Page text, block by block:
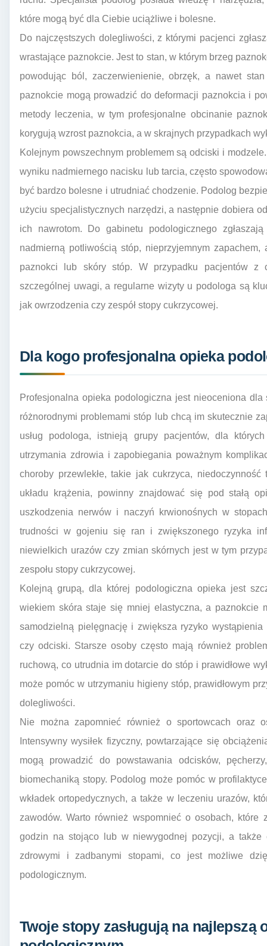
które mogą być dla Ciebie uciążliwe i bolesne.
Do najczęstszych dolegliwości, z którymi pacjenci
wrastające paznokcie. Jest to stan, w którym brzeg
powodując ból, zaczerwienienie, obrzęk, a nawet
paznokcie mogą prowadzić do deformacji paznokcia i
metody leczenia, w tym profesjonalne obcinanie
korygują wzrost paznokcia, a w skrajnych przypadkach
Kolejnym powszechnym problemem są odciski i
wyniku nadmiernego nacisku lub tarcia, często
być bardzo bolesne i utrudniać chodzenie. Podolog
użyciu specjalistycznych narzędzi, a następnie dobiera
ich nawrotom. Do gabinetu podologicznego
nadmierną potliwością stóp, nieprzyjemnym
paznokci lub skóry stóp. W przypadku pacjentów z
szczególnej uwagi, a regularne wizyty u podologa są
jak owrzodzenia czy zespół stopy cukrzycowej.
Dla kogo profesjonalna opieka
Profesjonalna opieka podologiczna jest nieoceniona
różnorodnymi problemami stóp lub chcą im skutecznie
usług podologa, istnieją grupy pacjentów, dla
utrzymania zdrowia i zapobiegania poważnym
choroby przewlekłe, takie jak cukrzyca,
układu krążenia, powinny znajdować się pod stałą
uszkodzenia nerwów i naczyń krwionośnych w
trudności w gojeniu się ran i zwiększonego ryzyka
niewielkich urazów czy zmian skórnych jest w tym
zespołu stopy cukrzycowej.
Kolejną grupą, dla której podologiczna opieka jest
wiekiem skóra staje się mniej elastyczna, a paznokcie
samodzielną pielęgnację i zwiększa ryzyko
czy odciski. Starsze osoby często mają również
ruchową, co utrudnia im dotarcie do stóp i prawidłowe
może pomóc w utrzymaniu higieny stóp, prawidłowym
dolegliwości.
Nie można zapomnieć również o sportowcach oraz
Intensywny wysiłek fizyczny, powtarzające się
mogą prowadzić do powstawania odcisków,
biomechaniką stopy. Podolog może pomóc w
wkładek ortopedycznych, a także w leczeniu urazów,
zawodów. Warto również wspomnieć o osobach,
godzin na stojąco lub w niewygodnej pozycji, a
zdrowymi i zadbanymi stopami, co jest możliwe
podologicznym.
Twoje stopy zasługują na najlepszą